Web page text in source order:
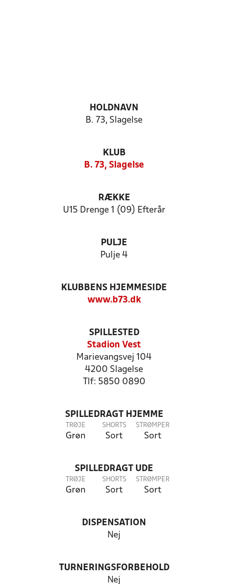
HOLDNAVN
B. 73, Slagelse
KLUB
B. 73, Slagelse
RÆKKE
U15 Drenge 1 (09) Efterår
PULJE
Pulje 4
KLUBBENS HJEMMESIDE
www.b73.dk
SPILLESTED
Stadion Vest
Marievangsvej 104
4200 Slagelse
Tlf: 5850 0890
SPILLEDRAGT HJEMME
TRØJE
Grøn
SHORTS
Sort
STRØMPER
Sort
SPILLEDRAGT UDE
TRØJE
Grøn
SHORTS
Sort
STRØMPER
Sort
DISPENSATION
Nej
TURNERINGSFORBEHOLD
Nej